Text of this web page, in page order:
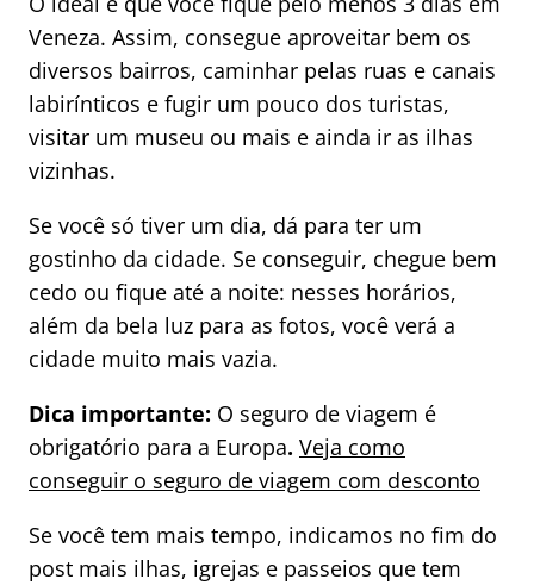
Veneza. Assim, consegue aproveitar bem os
diversos bairros, caminhar pelas ruas e canais
labirínticos e fugir um pouco dos turistas,
visitar um museu ou mais e ainda ir as ilhas
vizinhas.
Se você só tiver um dia, dá para ter um
gostinho da cidade. Se conseguir, chegue bem
cedo ou fique até a noite: nesses horários,
além da bela luz para as fotos, você verá a
cidade muito mais vazia.
Dica importante: O seguro de viagem é
obrigatório para a Europa. Veja como
conseguir o seguro de viagem com desconto
Se você tem mais tempo, indicamos no fim do
post mais ilhas, igrejas e passeios que tem